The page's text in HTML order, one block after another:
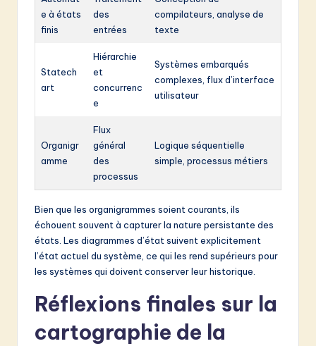
e à états
finis
des
entrées
compilateurs, analyse de
texte
Statech
art
Hiérarchie
et
concurrenc
e
Systèmes embarqués
complexes, flux d’interface
utilisateur
Organigr
amme
Flux
général
des
processus
Logique séquentielle
simple, processus métiers
Bien que les organigrammes soient courants, ils
échouent souvent à capturer la nature persistante des
états. Les diagrammes d’état suivent explicitement
l’état actuel du système, ce qui les rend supérieurs pour
les systèmes qui doivent conserver leur historique.
Réflexions finales sur la
cartographie de la